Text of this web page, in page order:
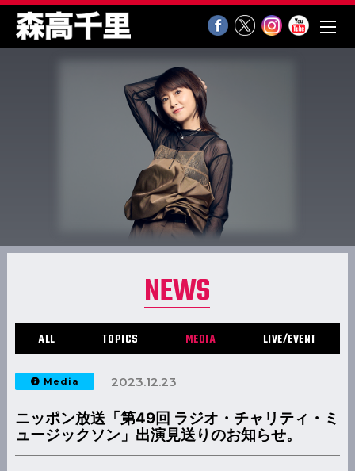
NEWS
ALL TOPICS MEDIA LIVE/EVENT
Media 2023.12.23
ニッポン放送「第49回 ラジオ・チャリティ・ミ
ュージックソン」出演見送りのお知らせ。